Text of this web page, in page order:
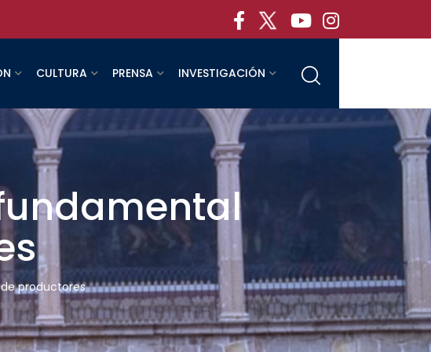
CULTURA PRENSA INVESTIGACIÓN
productores